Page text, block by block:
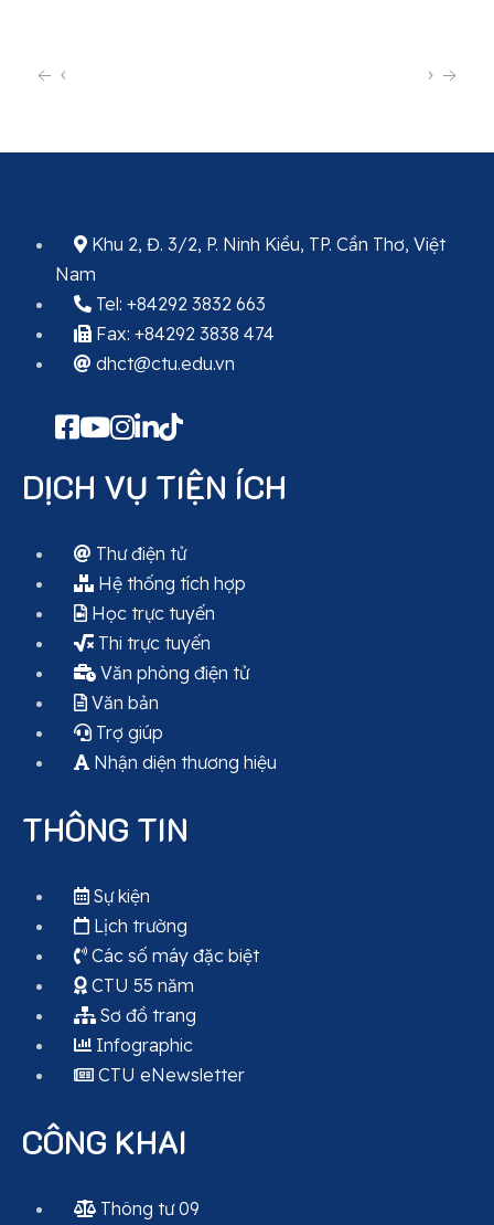
‹ ›
Khu 2, Đ. 3/2, P. Ninh Kiều, TP. Cần Thơ, Việt
Nam
Tel: +84292 3832 663
Fax: +84292 3838 474
dhct@ctu.edu.vn
DỊCH VỤ TIỆN ÍCH
Thư điện tử
Hệ thống tích hợp
Học trực tuyến
Thi trực tuyến
Văn phòng điện tử
Văn bản
Trợ giúp
Nhận diện thương hiệu
THÔNG TIN
Sự kiện
Lịch trường
Các số máy đặc biệt
CTU 55 năm
Sơ đồ trang
Infographic
CTU eNewsletter
CÔNG KHAI
Thông tư 09